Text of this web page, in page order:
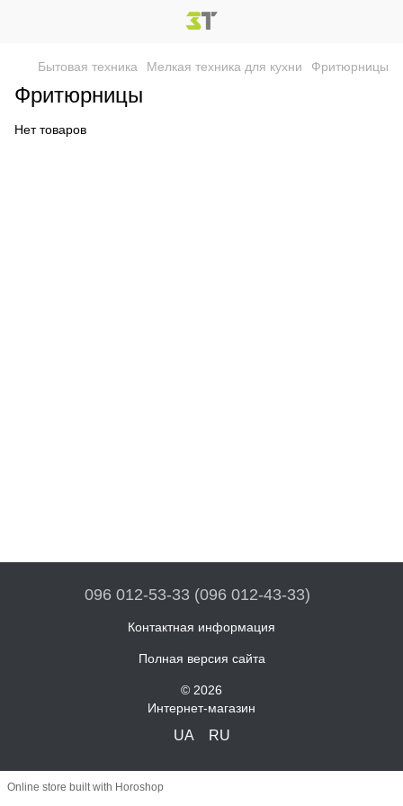
Бытовая техника Мелкая техника для кухни Фритюрницы
Фритюрницы
Нет товаров
096 012-53-33 (096 012-43-33)
Контактная информация
Полная версия сайта
© 2026
Интернет-магазин
UA RU
Online store built with Horoshop